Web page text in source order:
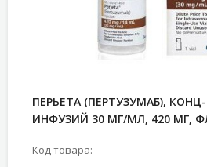
ПЕРЬЕТА (ПЕРТУЗУМАБ),
ИНФУЗИЙ 30 МГ/МЛ, 420 МГ,
Код товара: